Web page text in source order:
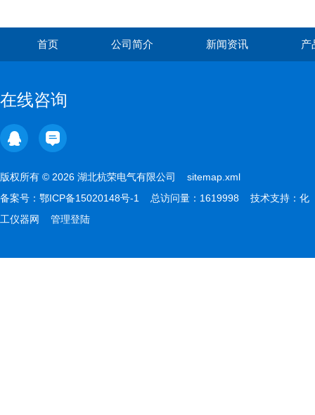
首页 公司简介 新闻资讯 产
在线咨询
版权所有 © 2026 湖北杭荣电气有限公司 sitemap.xml
备案号： 鄂ICP备15020148号-1 总访问量：1619998 技术支持： 化
工仪器网
管理登陆